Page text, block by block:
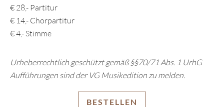
€ 28,- Partitur
€ 14,- Chorpartitur
€ 4,- Stimme
Urheberrechtlich geschützt gemäß §§70/71 Abs. 1 UrhG
Aufführungen sind der VG Musikedition zu melden.
BESTELLEN